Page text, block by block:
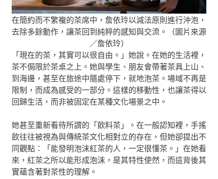
在簡約而不繁複的茶席中，詹依玲以減法原則進行沖泡，
去除多餘動作，讓茶回到純粹的感知與交流。（圖片來源
／詹依玲）
「現在的茶，其實可以很自由。」她說。在她的生活裡，
茶不侷限於茶桌之上。她與學生、朋友會帶著茶具上山、
到海邊，甚至在旅途中隨處停下，就地泡茶。場域不再是
限制，而成為感受的一部分。這樣的移動性，也讓茶得以
回歸生活，而非被固定在某種文化場景之中。
她甚至重新看待所謂的「飲料茶」。在一般認知裡，手搖
飲往往被視為與傳統茶文化相對立的存在，但她卻提出不
同觀點：「能發明泡沫紅茶的人，一定很懂茶。」在她看
來，紅茶之所以能形成泡沫，是其特性使然，而這背後其
實蘊含著對茶性的理解。